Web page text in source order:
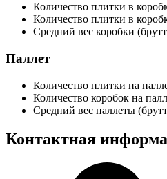
Количество плитки в
Количество плитки в
Средний вес коробки
Паллет
Количество плитки на
Количество коробок на
Средний вес паллеты
Контактная